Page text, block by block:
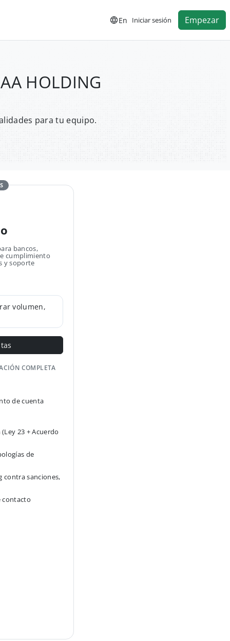
En Iniciar sesión Empezar
HOLDING
para tu equipo.
bancos,
cumplimiento
y soporte
volumen,
COMPLETA
de cuenta
23 + Acuerdo
de
contra sanciones,
contacto